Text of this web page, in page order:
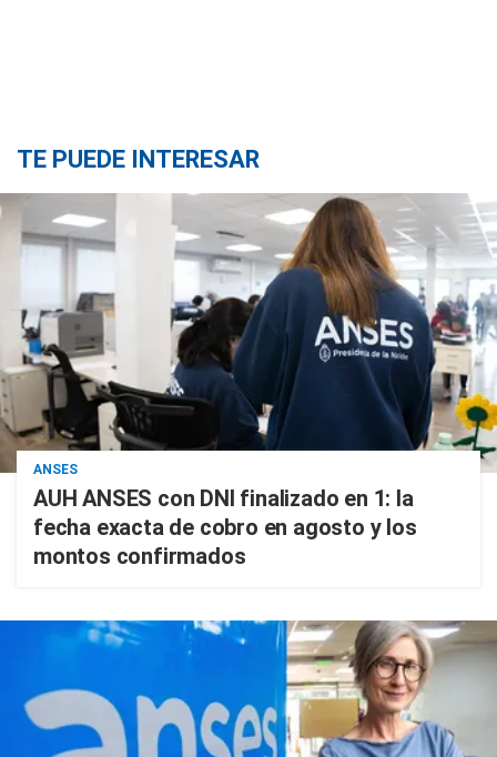
TE PUEDE INTERESAR
ANSES
AUH ANSES con DNI finalizado en 1: la
fecha exacta de cobro en agosto y los
montos confirmados